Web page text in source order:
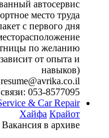
автосервис!
место труда!
с первого дня!
по желанию
от опыта и
навыков)
053-8577095
& Car Repair
Хайфа Крайот
Вакансия в архиве